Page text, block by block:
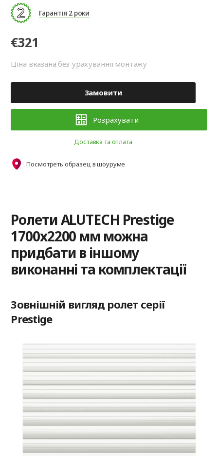
Гарантія 2 роки
€321
Ціна вказана без урахування монтажу
Замовити
Розрахувати
Доставка та оплата
Посмотреть образец в шоуруме
Ролети ALUTECH Prestige
1700x2200 мм можна
придбати в іншому
виконанні та комплектації
Зовнішній вигляд ролет серії
Prestige